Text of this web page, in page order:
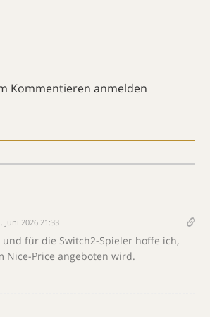
Kommentieren anmelden
Juni 2026 21:33
und für die Switch2-Spieler hoffe ich,
Nice-Price angeboten wird.